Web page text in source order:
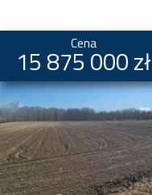
Cena
15 875 000 zł